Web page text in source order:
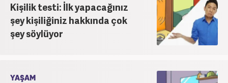
Kişilik testi: İlk yapacağınız
şey kişiliğiniz hakkında çok
şey söylüyor
YAŞAM